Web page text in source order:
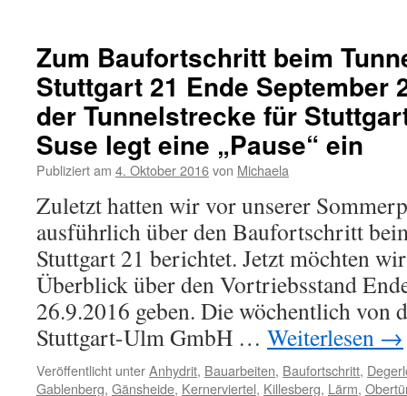
Zum Baufortschritt beim
Stuttgart 21 Ende September
der Tunnelstrecke für
Suse legt eine „Pause“ ein
Publiziert am 4. Oktober 2016von Michaela
Zuletzt hatten wir vor unserer
ausführlich über den Baufortschritt
Stuttgart 21 berichtet. Jetzt möchten
Überblick über den Vortriebsstand
26.9.2016 geben. Die wöchentlich von
Stuttgart-Ulm GmbH … Weiterlesen →
Veröffentlicht unterAnhydrit, Bauarbeiten, Baufortschritt,
Gablenberg, Gänsheide, Kernerviertel, Killesberg, Lärm,